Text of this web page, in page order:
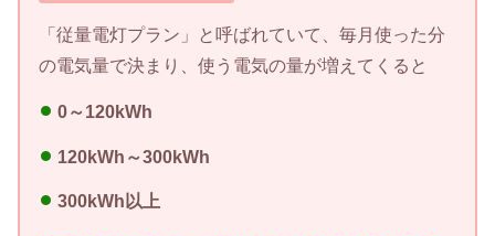
「従量電灯プラン」と呼ばれていて、毎月使った分
の電気量で決まり、使う電気の量が増えてくると
0～120kWh
120kWh～300kWh
300kWh以上